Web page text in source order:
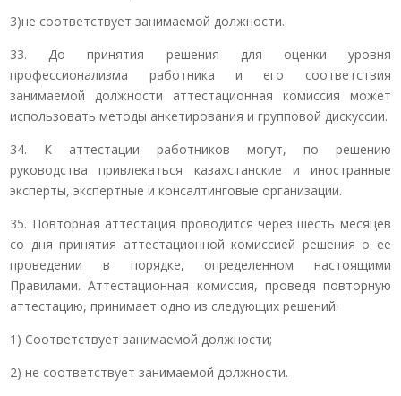
3)не соответствует занимаемой должности.
33. До принятия решения для оценки уровня
профессионализма работника и его соответствия
занимаемой должности аттестационная комиссия может
использовать методы анкетирования и групповой дискуссии.
34. К аттестации работников могут, по решению
руководства привлекаться казахстанские и иностранные
эксперты, экспертные и консалтинговые организации.
35. Повторная аттестация проводится через шесть месяцев
со дня принятия аттестационной комиссией решения о ее
проведении в порядке, определенном настоящими
Правилами. Аттестационная комиссия, проведя повторную
аттестацию, принимает одно из следующих решений:
1) Соответствует занимаемой должности;
2) не соответствует занимаемой должности.